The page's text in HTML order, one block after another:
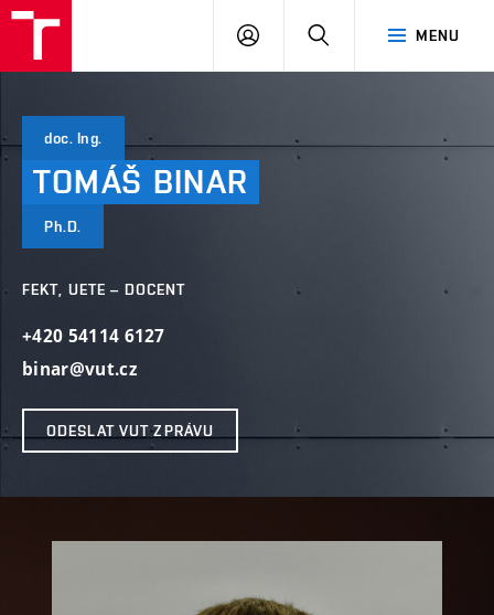
MENU
PŘIHLÁSIT
doc. Ing.
TOMÁŠ BINAR
Ph.D.
FEKT, UETE – DOCENT
+420 54114 6127
binar@vut.cz
ODESLAT VUT ZPRÁVU